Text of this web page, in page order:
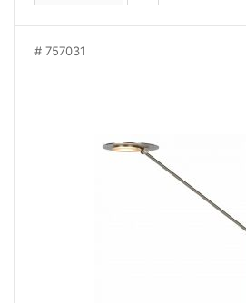
757031